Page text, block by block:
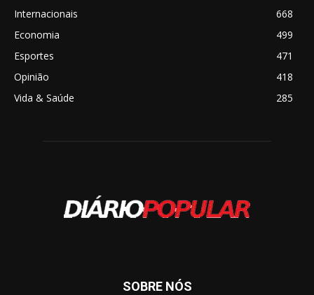
Internacionais
668
Economia
499
Esportes
471
Opinião
418
Vida & Saúde
285
SOBRE NÓS